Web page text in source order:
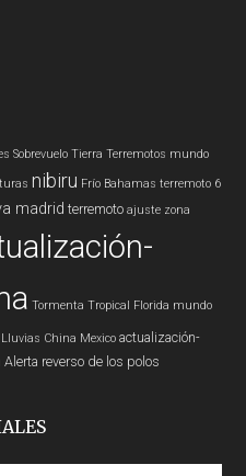
Sobrevuelo Tierra Terremotos mundo
nibiru Frío Bahamas terremoto 6
madrid terremoto ajuste zona
Tormenta Tropical Florida mundo
Lluvias China Mexico actualización-
Alerta reverso de los polos